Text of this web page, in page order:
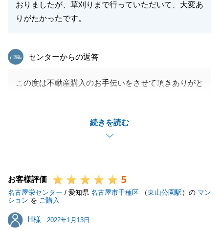
おりましたが、草刈りまで行っていただいて、大変あ
りがたかったです。
続きを読む
東急リバブル
センターからの返答
この度は不動産購入のお手伝いをさせて頂きありがと
ズに進めることができました。
先日、現地の前を通りましたら外構工事で印象がかな
り変わっておりましたので驚きました。
頂ければと思います。
今後も何かございましたらお気軽にご相談下さいま
せ。
お客様評価 5
名古屋栄センター / 愛知県 名古屋市千種区 （東山公園駅）の マン
ション を ご購入
H様
H様 2022年1月13日